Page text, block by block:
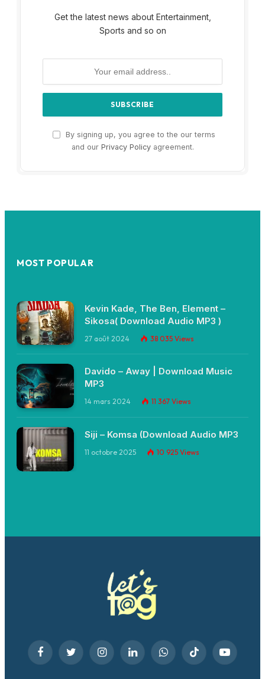
Get the latest news about Entertainment,
Sports and so on
By signing up, you agree to the our terms
and our Privacy Policyagreement.
MOST POPULAR
Kevin Kade, The Ben, Element –
Sikosa( Download Audio MP3 )
27 août 2024 38 035 Views
Davido – Away | Download Music
MP3
14 mars 2024 11 367 Views
Siji – Komsa (Download Audio MP3
11 octobre 2025 10 925 Views
FacebookTwitter InstagramLinkedInWhatsAppTikTok YouTube